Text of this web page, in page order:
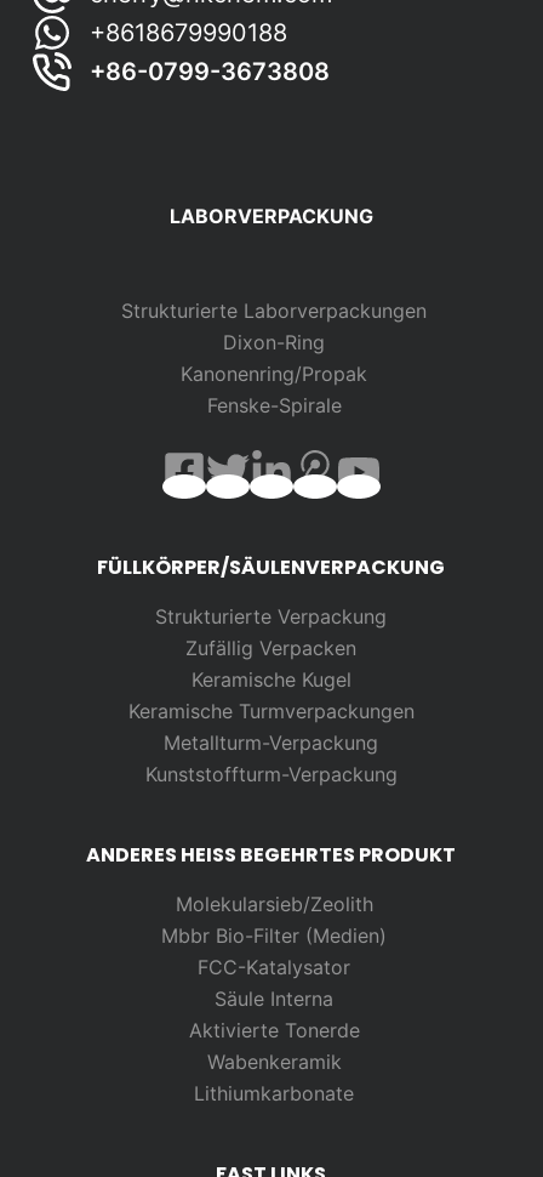
+8618679990188
+86-0799-3673808
LABORVERPACKUNG
Strukturierte Laborverpackungen
Dixon-Ring
Kanonenring/Propak
Fenske-Spirale
FÜLLKÖRPER/SÄULENVERPACKUNG
Strukturierte Verpackung
ZufälligVerpacken
Keramische Kugel
Keramische Turmverpackungen
Metallturm-Verpackung
Kunststoffturm-Verpackung
ANDERES HEISS BEGEHRTES PRODUKT
Molekularsieb/Zeolith
Mbbr Bio-Filter (Medien)
FCC-Katalysator
Säule Interna
Aktivierte Tonerde
Wabenkeramik
Lithiumkarbonate